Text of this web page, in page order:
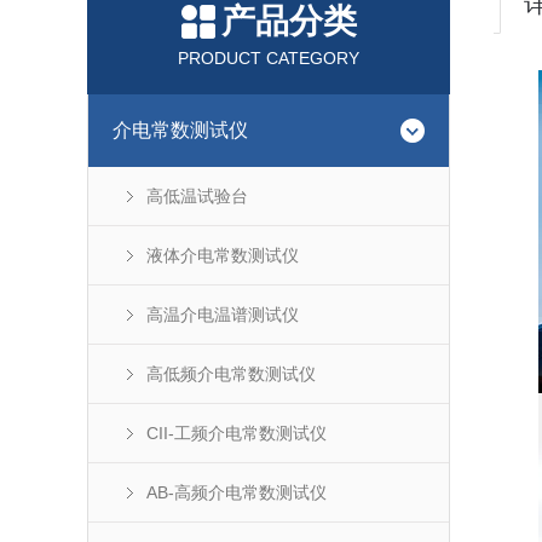
产品分类
PRODUCT CATEGORY
介电常数测试仪
高低温试验台
液体介电常数测试仪
高温介电温谱测试仪
高低频介电常数测试仪
CII-工频介电常数测试仪
AB-高频介电常数测试仪